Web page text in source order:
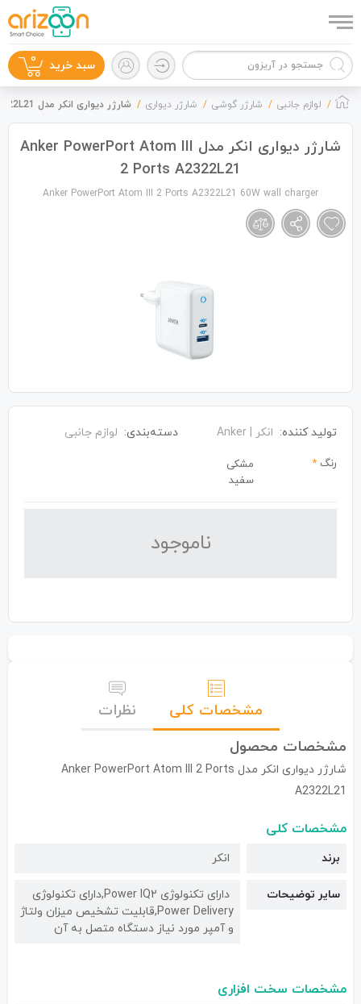
سبد خرید 0
لوازم جانبی شارژر گوشی شارژر دیواری شارژر دیواری انکر مدل Anker PowerPort Atom III 2 Ports A2322L21
شارژر دیواری انکر مدل Anker PowerPort Atom III
2 Ports A2322L21
Anker PowerPort Atom III 2 Ports A2322L21 60W wall charger
تولید کننده: انکر | Anker دسته‌بندی: لوازم جانبی
رنگ *
مشکی
سفید
نا‌موجود
مشخصات کلی
نظرات
مشخصات محصول
شارژر دیواری انکر مدل Anker PowerPort Atom III 2 Ports
A2322L21
مشخصات کلی
برند انکر
سایر توضیحات
دارای تکنولوژی Power IQ2,دارای تکنولوژی
Power Delivery,قابلیت تشخیص میزان ولتاژ
و آمپر مورد نیاز دستگاه متصل به آن
مشخصات سخت افزاری